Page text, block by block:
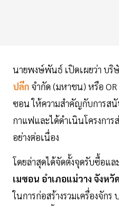
นายพงษ์พันธ์ เปิดเผยว่า บริ
ปลีก จำกัด (มหาชน) หรือ
ซอน ให้ความสำคัญกับการส
กาแฟและได้ดำเนินโครงการ
อย่างต่อเนื่อง
โดยล่าสุดได้จัดตั้งจุดรับซื้อแล
เมซอน อำเภอแม่วาง จังหวั
ในการก่อสร้างรวมเครื่องจัก